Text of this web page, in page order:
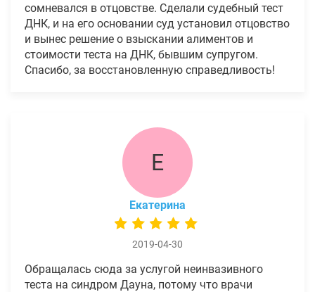
сомневался в отцовстве. Сделали судебный тест
ДНК, и на его основании суд установил отцовство
и вынес решение о взыскании алиментов и
стоимости теста на ДНК, бывшим супругом.
Спасибо, за восстановленную справедливость!
Е
Екатерина
2019-04-30
Обращалась сюда за услугой неинвазивного
теста на синдром Дауна, потому что врачи